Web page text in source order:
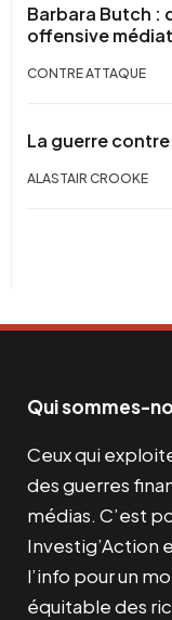
Barbara Butch :
offensive
CONTRE ATTAQUE
La guerre contre
ALASTAIR CROOKE
Qui sommes-
Ceux qui
des guerres
médias. C’est
Investig’Action
l’info pour un
équitable des